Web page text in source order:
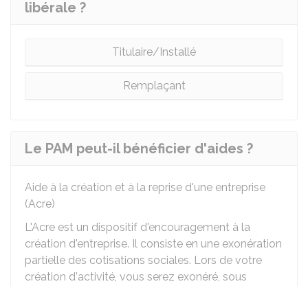
libérale ?
Titulaire/Installé
Remplaçant
Le PAM peut-il bénéficier d'aides ?
Aide à la création et à la reprise d'une entreprise
(Acre)
L'Acre est un dispositif d'encouragement à la
création d'entreprise. Il consiste en une exonération
partielle des cotisations sociales. Lors de votre
création d'activité, vous serez exonéré, sous